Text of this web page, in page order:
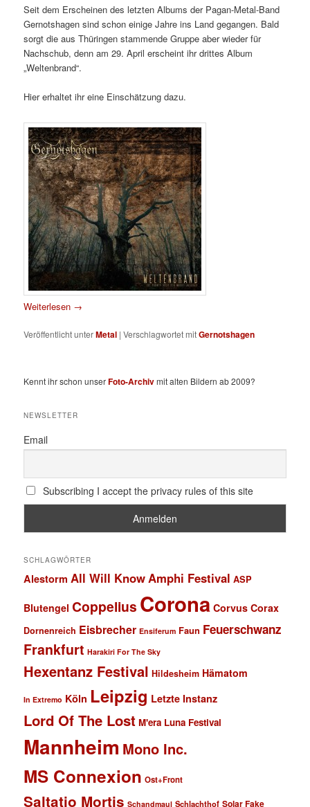
Seit dem Erscheinen des letzten Albums der Pagan-Metal-Band
Gernotshagen sind schon einige Jahre ins Land gegangen. Bald
sorgt die aus Thüringen stammende Gruppe aber wieder für
Nachschub, denn am 29. April erscheint ihr drittes Album
„Weltenbrand“.
Hier erhaltet ihr eine Einschätzung dazu.
Weiterlesen →
Veröffentlicht unterMetal |Verschlagwortet mitGernotshagen
Kennt ihr schon unserFoto-Archivmit alten Bildern ab 2009?
NEWSLETTER
Email
Subscribing I accept the privacy rules of this site
SCHLAGWÖRTER
Alestorm All Will KnowAmphi Festival ASP
Blutengel Coppelius Corona Corvus Corax
Dornenreich Eisbrecher Ensiferum Faun Feuerschwanz
Frankfurt Harakiri For The Sky
Hexentanz Festival Hildesheim Hämatom
In Extremo Köln Leipzig Letzte Instanz
Lord Of The Lost M'era Luna Festival
Mannheim Mono Inc.
MS Connexion Ost+Front
Saltatio Mortis Schandmaul Schlachthof Solar Fake